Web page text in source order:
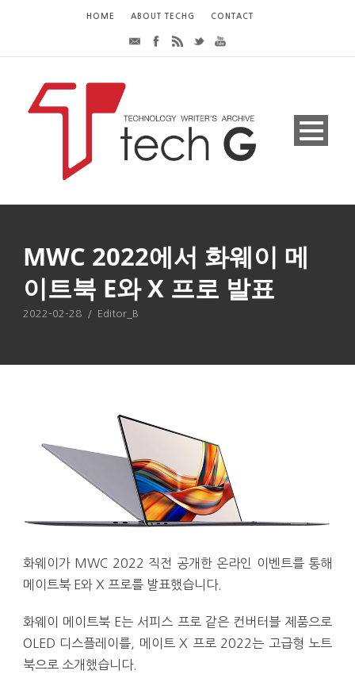
HOME ABOUT TECHG CONTACT
MWC 2022에서 화웨이 메
이트북 E와 X 프로 발표
2022-02-28 / Editor_B
화웨이가 MWC 2022 직전 공개한 온라인 이벤트를 통해
메이트북 E와 X 프로를 발표했습니다.
화웨이 메이트북 E는 서피스 프로 같은 컨버터블 제품으로
OLED 디스플레이를, 메이트 X 프로 2022는 고급형 노트
북으로 소개했습니다.